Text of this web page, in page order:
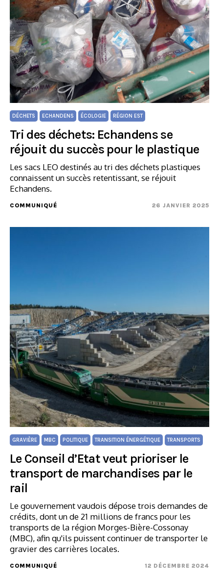
DÉCHETS ECHANDENS ÉCOLOGIE RÉGION EST
Tri des déchets: Echandens se
réjouit du succès pour le plastique
Les sacs LEO destinés au tri des déchets plastiques
connaissent un succès retentissant, se réjouit
Echandens.
COMMUNIQUÉ 26 JANVIER 2025
GRAVIÈRE MBC POLITIQUE TRANSITION ÉNERGÉTIQUE TRANSPORTS
Le Conseil d’Etat veut prioriser le
transport de marchandises par le
rail
Le gouvernement vaudois dépose trois demandes de
crédits, dont un de 21 millions de francs pour les
transports de la région Morges-Bière-Cossonay
(MBC), afin qu'ils puissent continuer de transporter le
gravier des carrières locales.
COMMUNIQUÉ 12 DÉCEMBRE 2024